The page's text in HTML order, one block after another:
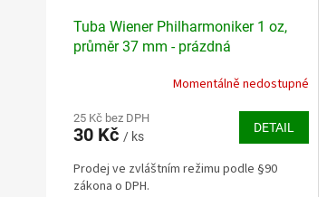
Tuba Wiener Philharmoniker 1 oz,
průměr 37 mm - prázdná
Momentálně nedostupné
25 Kč bez DPH
30 Kč / ks
DETAIL
Prodej ve zvláštním režimu podle §90
zákona o DPH.